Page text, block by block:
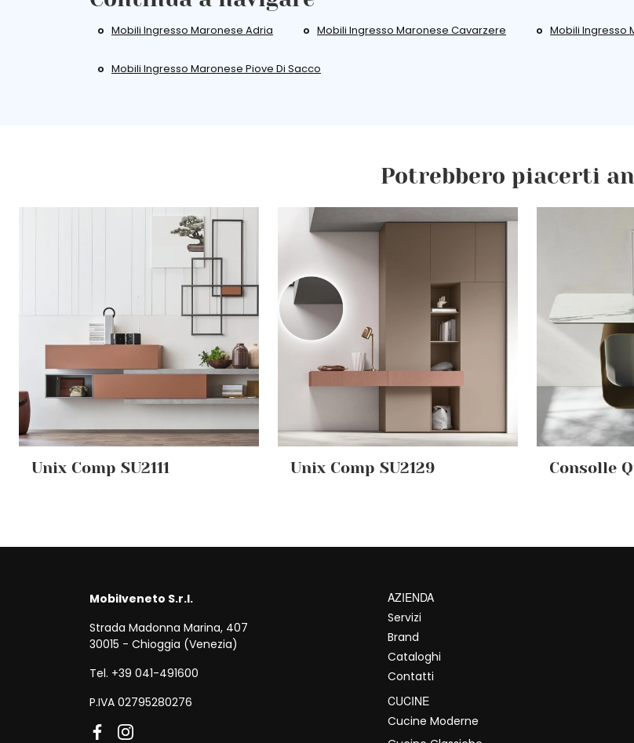
Mobili Ingresso Maronese Adria Mobili Ingresso Maronese Cavarzere Mobili Ingresso
Mobili Ingresso Maronese Piove Di Sacco
Potrebbero piacerti
Unix Comp SU2111 Unix Comp SU2129 Consolle
Mobilveneto S.r.l.
Strada Madonna Marina, 407
30015 - Chioggia (Venezia)
Tel. +39 041-491600
P.IVA 02795280276
AZIENDA
Servizi
Brand
Cataloghi
Contatti
CUCINE
Cucine Moderne